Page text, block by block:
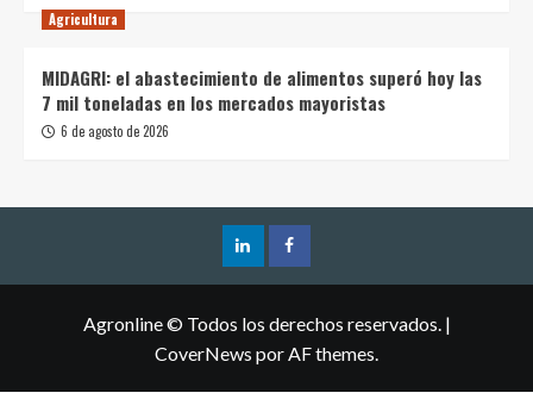
Agricultura
MIDAGRI: el abastecimiento de alimentos superó hoy las
7 mil toneladas en los mercados mayoristas
6 de agosto de 2026
Agronline © Todos los derechos reservados. |
CoverNews por AF themes.